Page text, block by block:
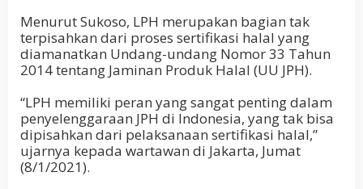
Menurut Sukoso, LPH merupakan bagian tak
terpisahkan dari proses sertifikasi halal yang
diamanatkan Undang-undang Nomor 33 Tahun
2014 tentang Jaminan Produk Halal (UU JPH).
“LPH memiliki peran yang sangat penting dalam
penyelenggaraan JPH di Indonesia, yang tak bisa
dipisahkan dari pelaksanaan sertifikasi halal,”
ujarnya kepada wartawan di Jakarta, Jumat
(8/1/2021).